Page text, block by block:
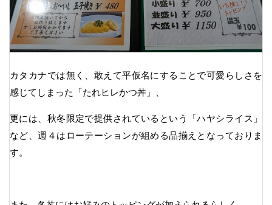
カタカナでは無く、敢えて平仮名にすることで可愛らしさを
感じてしまった「たれヒレかつ丼」、
更には、秋冬限定で提供されているという「ハヤシライス」
など、週４はローテーションが組める品揃えとなっておりま
す。